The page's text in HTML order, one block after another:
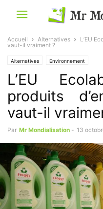
Accueil Alternatives
L’EU
vaut-il vraiment ?
Alternatives Environnement
L’EU
produits
vaut-il
Par Mr Mondialisation - 13